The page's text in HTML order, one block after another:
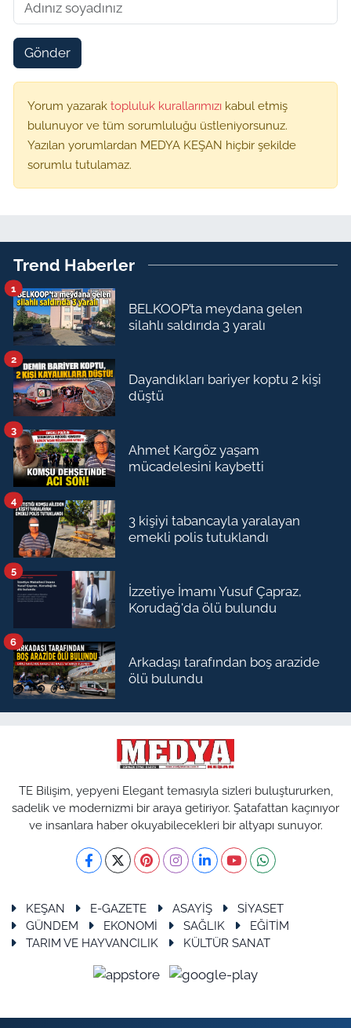
Gönder
Yorum yazarak topluluk kurallarımızı kabul etmiş
bulunuyor ve tüm sorumluluğu üstleniyorsunuz.
Yazılan yorumlardan MEDYA KEŞAN hiçbir şekilde
sorumlu tutulamaz.
Trend Haberler
BELKOOP’ta meydana gelen
silahlı saldırıda 3 yaralı
1
Dayandıkları bariyer koptu 2 kişi
düştü
2
Ahmet Kargöz yaşam
mücadelesini kaybetti
3
3 kişiyi tabancayla yaralayan
emekli polis tutuklandı
4
İzzetiye İmamı Yusuf Çapraz,
Korudağ'da ölü bulundu
5
Arkadaşı tarafından boş arazide
ölü bulundu
6
TE Bilişim, yepyeni Elegant temasıyla sizleri buluştururken,
sadelik ve modernizmi bir araya getiriyor. Şatafattan kaçınıyor
ve insanlara haber okuyabilecekleri bir altyapı sunuyor.
KEŞAN E-GAZETE ASAYİŞ
SİYASET
GÜNDEM
EKONOMİ SAĞLIK
EĞİTİM
TARIM VE HAYVANCILIK
KÜLTÜR SANAT